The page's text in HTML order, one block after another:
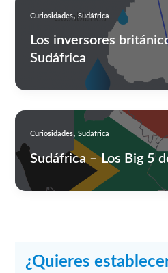
Curiosidades,Sudáfrica
Los inversores
Sudáfrica
Curiosidades,Sudáfrica
Sudáfrica – Los Big 5
¿Quieres